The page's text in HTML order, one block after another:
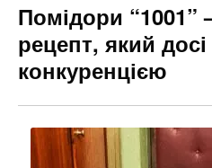
Помідори
рецепт, який
конкуренцією